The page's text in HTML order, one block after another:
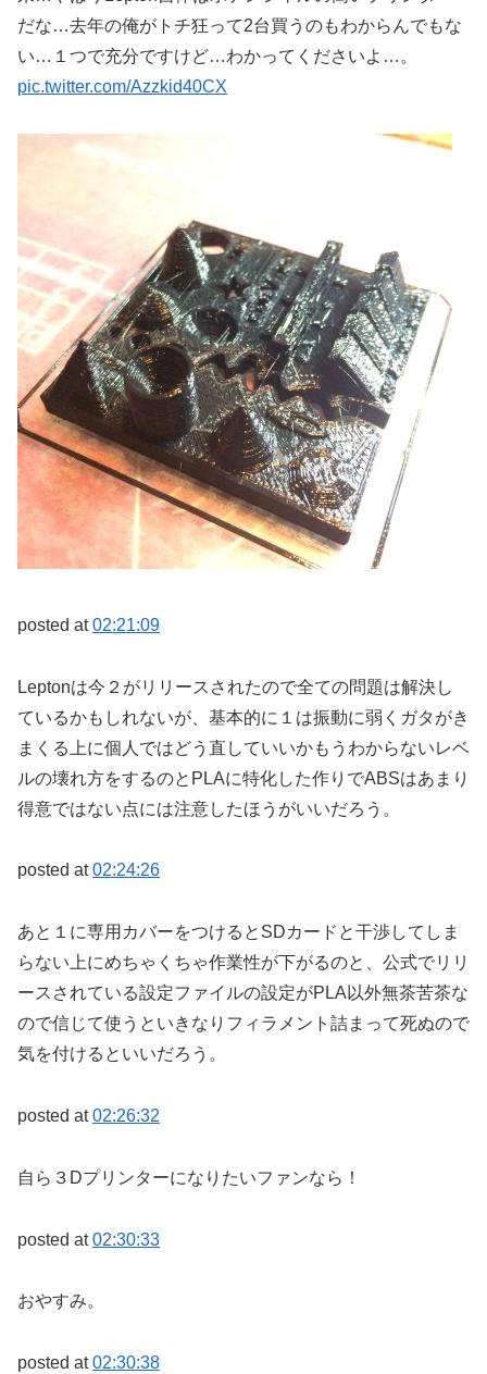
だな…去年の俺がトチ狂って2台買うのもわからんでもな
い…１つで充分ですけど…わかってくださいよ…。
pic.twitter.com/Azzkid40CX
posted at02:21:09
Leptonは今２がリリースされたので全ての問題は解決し
ているかもしれないが、基本的に１は振動に弱くガタがき
まくる上に個人ではどう直していいかもうわからないレベ
ルの壊れ方をするのとPLAに特化した作りでABSはあまり
得意ではない点には注意したほうがいいだろう。
posted at02:24:26
あと１に専用カバーをつけるとSDカードと干渉してしま
らない上にめちゃくちゃ作業性が下がるのと、公式でリリ
ースされている設定ファイルの設定がPLA以外無茶苦茶な
ので信じて使うといきなりフィラメント詰まって死ぬので
気を付けるといいだろう。
posted at02:26:32
自ら３Dプリンターになりたいファンなら！
posted at02:30:33
おやすみ。
posted at02:30:38